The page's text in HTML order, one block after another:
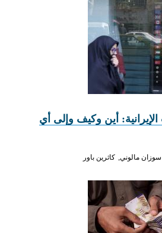
الإيرانية: أين وكيف وإلى أي
سوزان مالوني كاثرين باور